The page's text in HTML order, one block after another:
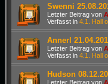
Swenni
Letzter Beitrag von
Verfasst in 4.1. Hall
Annerl
Letzter Beitrag von
Verfasst in 4.1. Hall
Hudson
Letzter Beitrag von